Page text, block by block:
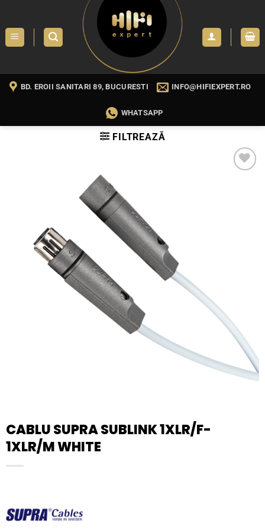
content
BD. EROII SANITARI 89, BUCURESTI INFO@HIFIEXPERT.RO
WHATSAPP
FILTREAZĂ
CABLU SUPRA SUBLINK 1XLR/F-
1XLR/M WHITE